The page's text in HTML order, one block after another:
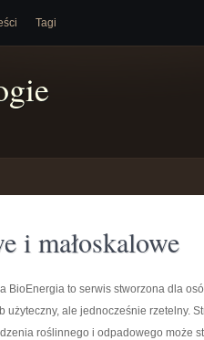
Tagi
i małoskalowe
BioEnergia to serwis stworzona dla
użyteczny, ale jednocześnie rzetelny.
roślinnego i odpadowego może